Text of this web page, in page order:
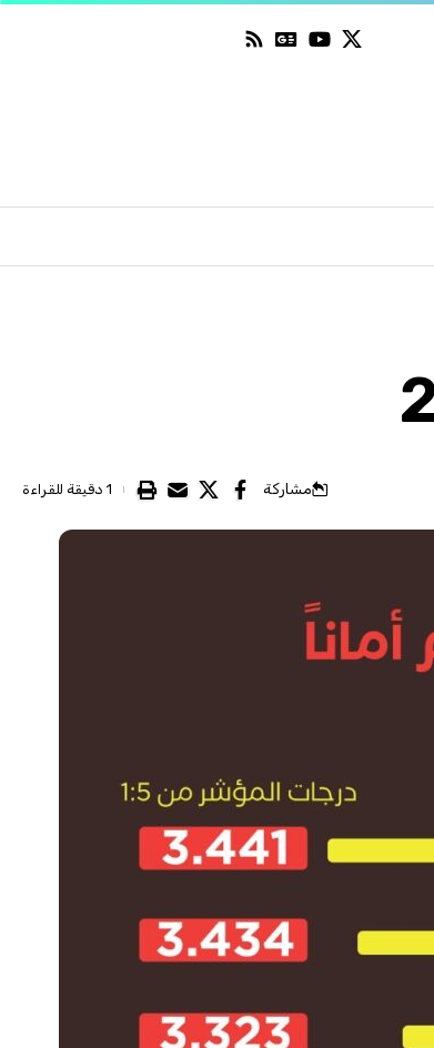
مشاركة 1 دقيقة للقراءة